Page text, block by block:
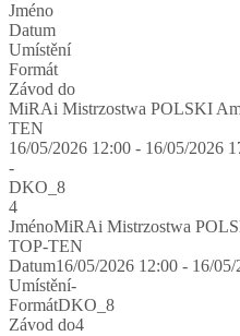
Jméno
Datum
Umístění
Formát
Závod do
MiRAi Mistrzostwa POLSKI
TEN
16/05/2026 12:00 - 16/05/2026
-
DKO_8
4
JménoMiRAi Mistrzostwa
TOP-TEN
Datum16/05/2026 12:00 - 16/
Umístění-
FormátDKO_8
Závod do4